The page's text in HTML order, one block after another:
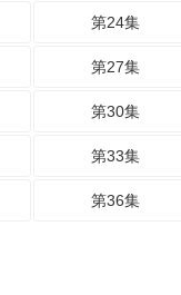
第24集
第27集
第30集
第33集
第36集